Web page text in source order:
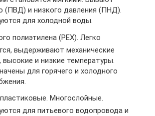
(ПВД) и низкого давления (ПНД).
для холодной воды.
полиэтилена (РЕХ). Легко
выдерживают механические
высокие и низкие температуры.
для горячего и холодного
Многослойные.
для питьевого водопровода и